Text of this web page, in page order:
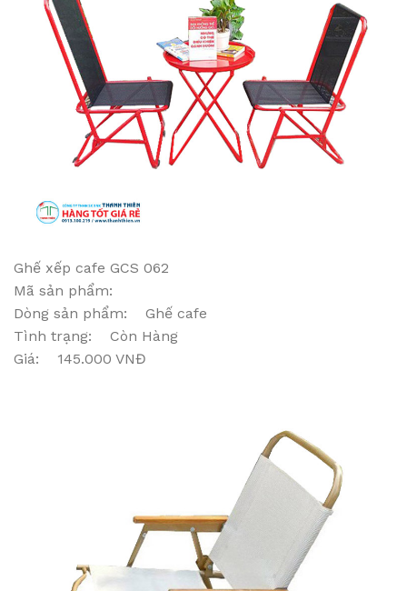
Ghế xếp cafe GCS 062
Mã sản phẩm:
Dòng sản phẩm: Ghế cafe
Tình trạng: Còn Hàng
Giá: 145.000 VNĐ